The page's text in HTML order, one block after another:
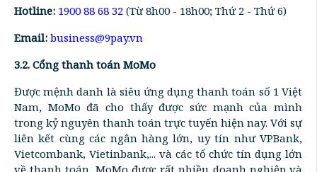
Hotline: 1900 88 68 32 (Từ 8h00 - 18h00; Thứ 2 - Thứ 6)
Email: business@9pay.vn
3.2. Cổng thanh toán MoMo
Được mệnh danh là siêu ứng dụng thanh toán số 1 Việt
Nam, MoMo đã cho thấy được sức mạnh của mình
trong kỷ nguyên thanh toán trực tuyến hiện nay. Với sự
liên kết cùng các ngân hàng lớn, uy tín như VPBank,
Vietcombank, Vietinbank,... và các tổ chức tín dụng lớn
về thanh toán. MoMo được rất nhiều doanh nghiệp và